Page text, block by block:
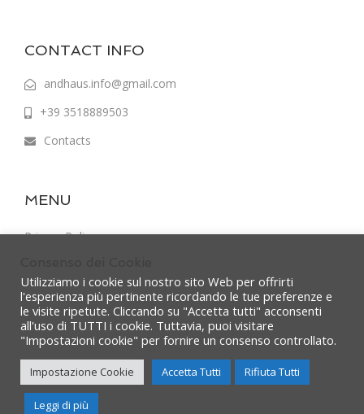
CONTACT INFO
andhaus.info@gmail.com
+39 3518889503
Contacts
MENU
Privacy Policy
Copyright @ Andhaus – Powered byMicro srl
Utilizziamo i cookie sul nostro sito Web per offrirti
l'esperienza più pertinente ricordando le tue preferenze e
le visite ripetute. Cliccando su "Accetta tutti" acconsenti
all'uso di TUTTI i cookie. Tuttavia, puoi visitare
"Impostazioni cookie" per fornire un consenso controllato.
Impostazione Cookie Accetta Tutti Rifiuta Tutti
Leggi di piùNeed Help?